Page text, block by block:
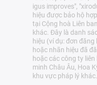
igus improves",
hiệu được bảo hộ
tại Cộng hoà Liên
khác. Đây là danh
hiệu (ví dụ: đơn
hoặc nhãn hiệu đã
hoặc các công ty
minh Châu Âu, Hoa
khu vực pháp lý khác.